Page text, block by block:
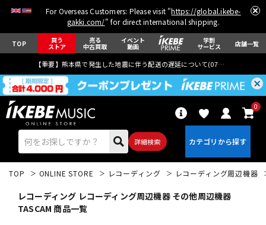
For Overseas Customers: Please visit "https://global.ikebe-
gakki.com/" for direct international shipping.
TOP 買う
ストア
売る
中古買取
イベント
動画
学割
サービス 店舗一覧
【重要】熊本県で発生した地震に伴う配送の遅延について(07月29日
詳細検索
0
TOP ONLINE STORE レコーディング レコーディング周辺機器
レコーディング レコーディング周辺機器 その他周辺機器
TASCAM 商品一覧